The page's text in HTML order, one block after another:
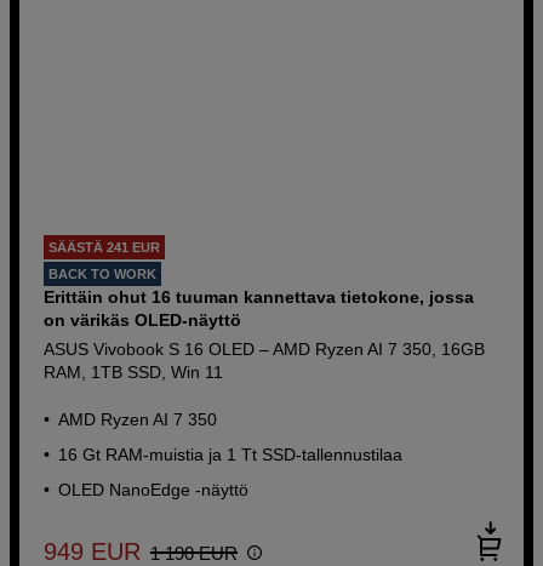
SÄÄSTÄ 241 EUR
BACK TO WORK
Erittäin ohut 16 tuuman kannettava tietokone, jossa
on värikäs OLED-näyttö
ASUS Vivobook S 16 OLED – AMD Ryzen AI 7 350, 16GB
RAM, 1TB SSD, Win 11
AMD Ryzen AI 7 350
16 Gt RAM-muistia ja 1 Tt SSD-tallennustilaa
OLED NanoEdge -näyttö
949 EUR 1 190 EUR